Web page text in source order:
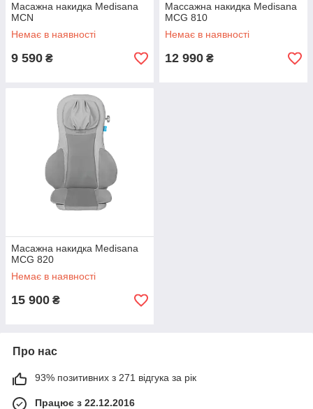
Масажна накидка Medisana
MCN
Немає в наявності
9 590 ₴
Массажна накидка Medisana
MCG 810
Немає в наявності
12 990 ₴
Масажна накидка Medisana
MCG 820
Немає в наявності
15 900 ₴
Про нас
93% позитивних з 271 відгука за рік
Працює з 22.12.2016